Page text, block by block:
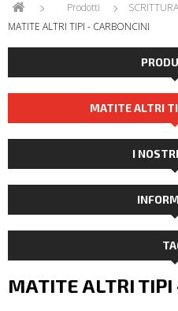
Prodotti
MATITE ALTRI TIPI - CARBONCINI
MATITE ALTRI
I
MATITE ALTRI TIPI